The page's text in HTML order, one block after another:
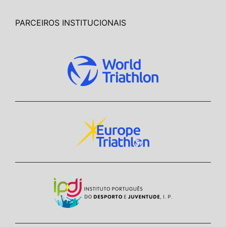
PARCEIROS INSTITUCIONAIS